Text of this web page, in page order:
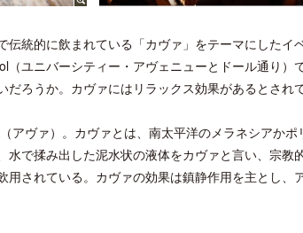
伝統的に飲まれている「カヴァ」をテーマにした
（ユニバーシティー・アヴェニューとドール通り
だろうか。カヴァにはリラックス効果があるとされ
アヴァ）。カヴァとは、南太平洋のメラネシアか
水で揉み出した泥水状の液体をカヴァと言い、宗
用されている。カヴァの効果は鎮静作用を主とし